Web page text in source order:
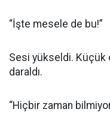
“İşte mesele de bu!”
Sesi yükseldi. Küçük
daraldı.
“Hiçbir zaman